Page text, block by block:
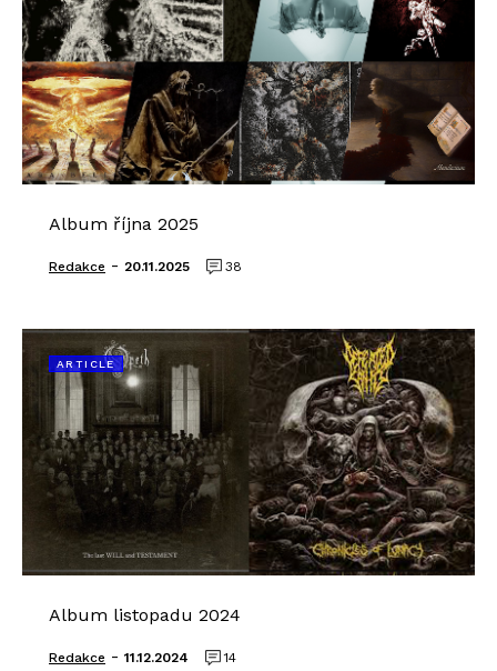
Album října 2025
Redakce - 20.11.2025 38
ARTICLE
Album listopadu 2024
Redakce - 11.12.2024 14